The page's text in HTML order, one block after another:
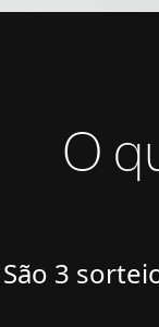
O
São 3